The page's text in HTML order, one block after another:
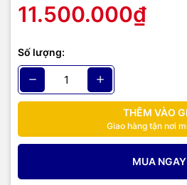
11.500.000₫
Số lượng:
THÊM VÀO
Giao hàng tận nơi
MUA NGAY